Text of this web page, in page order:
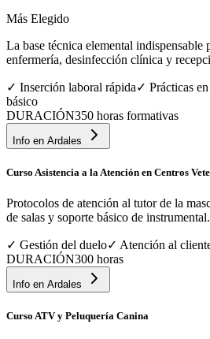
Más Elegido
La base técnica elemental indispensable
enfermería, desinfección clínica y
✓ Inserción laboral rápida✓ Prácticas
básico
DURACIÓN350 horas formativas
Info en Ardales
Curso Asistencia a la Atención en Centros
Protocolos de atención al tutor de la
de salas y soporte básico de instrumental.
✓ Gestión del duelo✓ Atención al
DURACIÓN300 horas
Info en Ardales
Curso ATV y Peluquería Canina